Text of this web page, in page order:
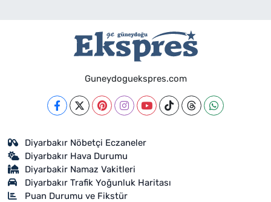
Guneydoguekspres.com
Diyarbakır Nöbetçi Eczaneler
Diyarbakır Hava Durumu
Diyarbakir Namaz Vakitleri
Diyarbakır Trafik Yoğunluk Haritası
Puan Durumu ve Fikstür